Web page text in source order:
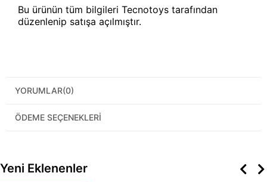
Bu ürünün tüm bilgileri Tecnotoys tarafından
düzenlenip satışa açılmıştır.
YORUMLAR(0)
ÖDEME SEÇENEKLERI
Yeni Eklenenler